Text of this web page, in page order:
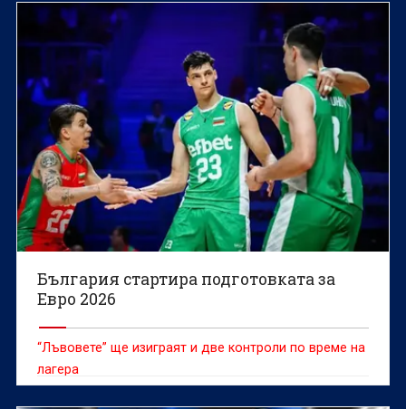
България стартира подготовката за
Евро 2026
“Лъвовете” ще изиграят и две контроли по време на
лагера